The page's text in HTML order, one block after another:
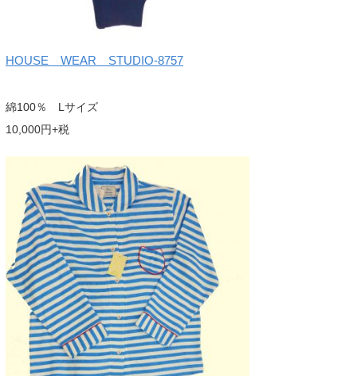
HOUSE WEAR STUDIO-8757
綿100％ Lサイズ
10,000円+税